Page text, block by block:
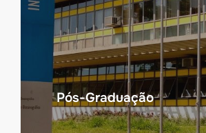
Pós-Graduação